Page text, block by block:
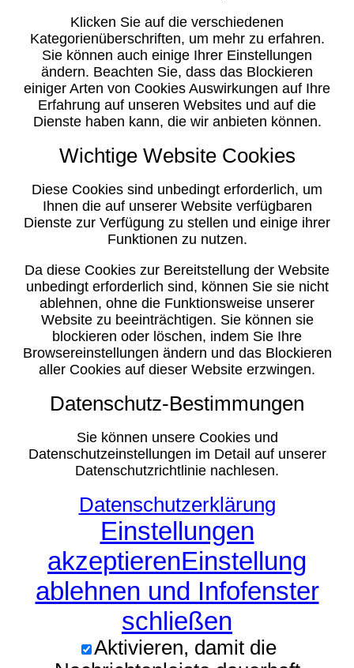
Klicken Sie auf die verschiedenen
Kategorienüberschriften, um mehr zu erfahren.
Sie können auch einige Ihrer Einstellungen
ändern. Beachten Sie, dass das Blockieren
einiger Arten von Cookies Auswirkungen auf Ihre
Erfahrung auf unseren Websites und auf die
Dienste haben kann, die wir anbieten können.
Wichtige Website Cookies
Diese Cookies sind unbedingt erforderlich, um
Ihnen die auf unserer Website verfügbaren
Dienste zur Verfügung zu stellen und einige ihrer
Funktionen zu nutzen.
Da diese Cookies zur Bereitstellung der Website
unbedingt erforderlich sind, können Sie sie nicht
ablehnen, ohne die Funktionsweise unserer
Website zu beeinträchtigen. Sie können sie
blockieren oder löschen, indem Sie Ihre
Browsereinstellungen ändern und das Blockieren
aller Cookies auf dieser Website erzwingen.
Datenschutz-Bestimmungen
Sie können unsere Cookies und
Datenschutzeinstellungen im Detail auf unserer
Datenschutzrichtlinie nachlesen.
Datenschutzerklärung
Einstellungen
akzeptierenEinstellung
ablehnen und Infofenster
schließen
Aktivieren, damit die